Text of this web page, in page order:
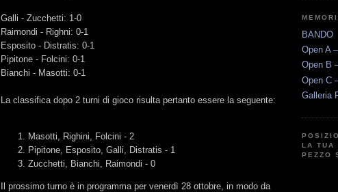
Galli - Zucchetti: 1-0
Raimondi - Righni: 0-1
Esposito - Distratis: 0-1
Pipitone - Folcini: 0-1
Bianchi - Masotti: 0-1
La classifica dopo 2 turni di gioco risulta pertanto essere la seguente:
Masotti, Righini, Folcini - 2
Pipitone, Esposito, Galli, Distratis - 1
Zucchetti, Bianchi, Raimondi - 0
Il prossimo turno è in programma per venerdì 28 ottobre, in modo da
BANDO
Open A
Open B
Open C
Galleria
LA TUA
PEZZO